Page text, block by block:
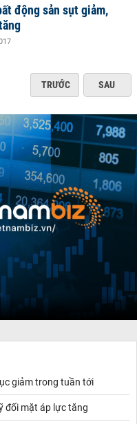
động sản sụt giảm,
TRƯỚC SAU
giảm trong tuần tới
đối mặt áp lực tăng